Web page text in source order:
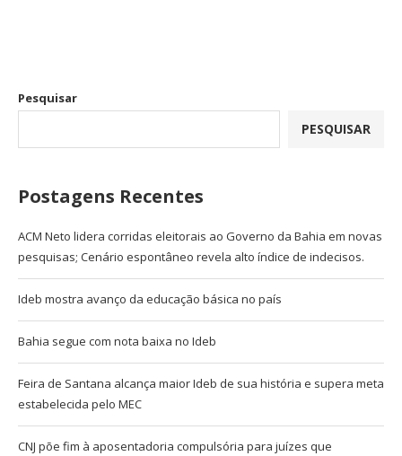
Pesquisar
PESQUISAR
Postagens Recentes
ACM Neto lidera corridas eleitorais ao Governo da Bahia em novas
pesquisas; Cenário espontâneo revela alto índice de indecisos.
Ideb mostra avanço da educação básica no país
Bahia segue com nota baixa no Ideb
Feira de Santana alcança maior Ideb de sua história e supera meta
estabelecida pelo MEC
CNJ põe fim à aposentadoria compulsória para juízes que